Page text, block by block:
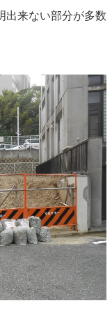
出来ない部分が多数